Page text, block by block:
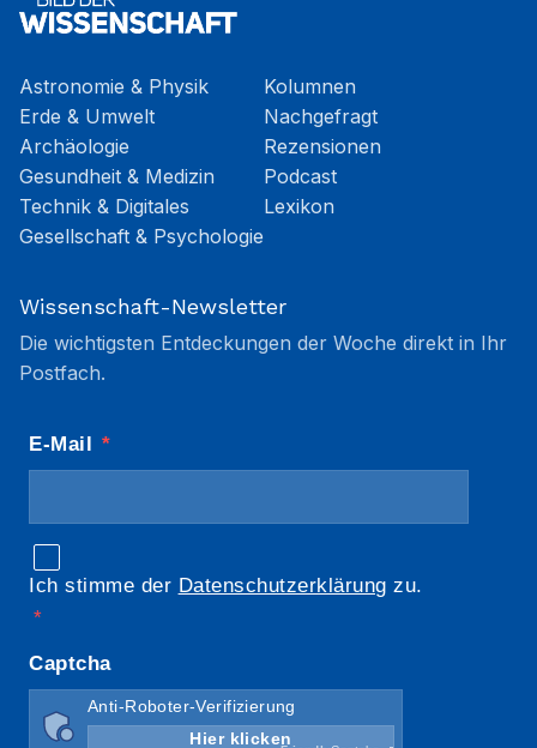
Astronomie & Physik
Erde & Umwelt
Archäologie
Gesundheit & Medizin
Technik & Digitales
Gesellschaft & Psychologie
Kolumnen
Nachgefragt
Rezensionen
Podcast
Lexikon
Wissenschaft-Newsletter
Die wichtigsten Entdeckungen der Woche direkt in Ihr
Postfach.